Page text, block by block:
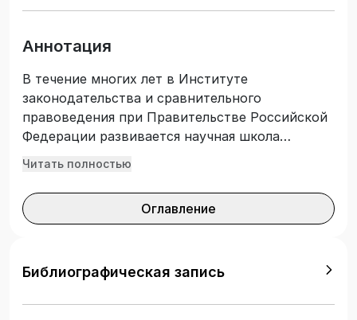
Аннотация
В течение многих лет в Институте
законодательства и сравнительного
правоведения при Правительстве Российской
Федерации развивается научная школа
правотворчества, в рамках которой
систематизации законодательства различного
уровня и возникающих в связи с этим
публикует две монографии, посвященные
ранее выходившие под редакцией И.С.
Читать полностью
Оглавление
Библиографическая запись